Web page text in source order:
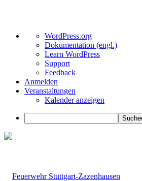
Über
WordPress
WordPress.org
Dokumentation (engl.)
Learn WordPress
Support
Feedback
Anmelden
Veranstaltungen
Kalender anzeigen
Suchen